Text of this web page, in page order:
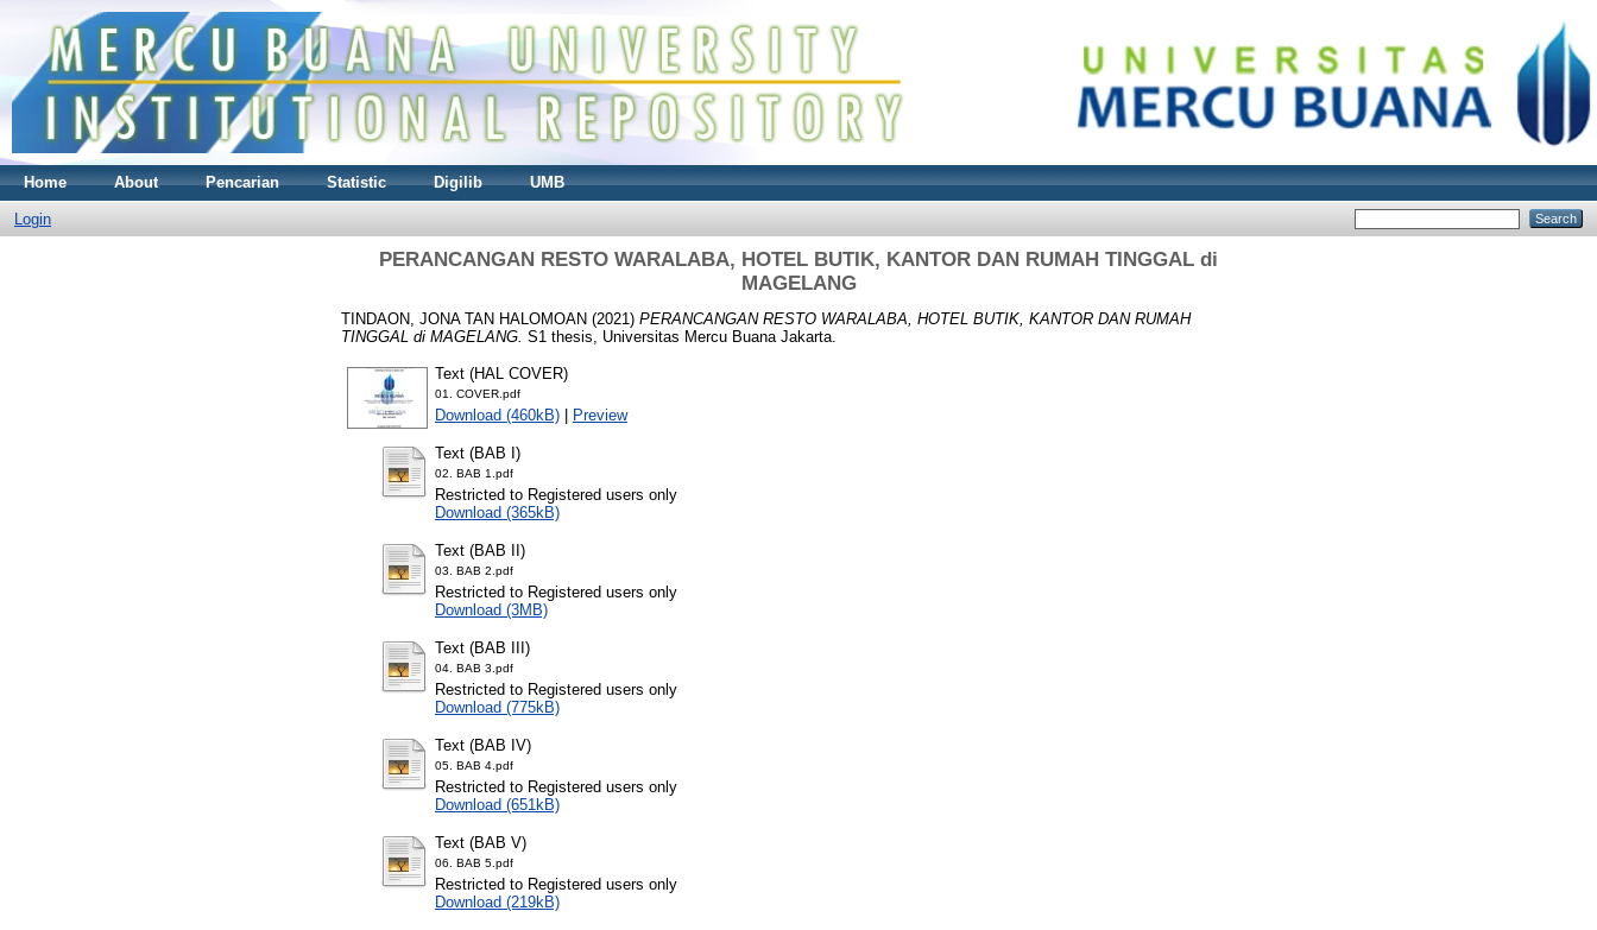
Home About Pencarian Statistic Digilib UMB
Login
PERANCANGAN RESTO WARALABA, HOTEL BUTIK, KANTOR DAN RUMAH TINGGAL di
MAGELANG
TINDAON, JONA TAN HALOMOAN (2021) PERANCANGAN RESTO WARALABA, HOTEL BUTIK, KANTOR DAN RUMAH
TINGGAL di MAGELANG. S1 thesis, Universitas Mercu Buana Jakarta.
Text (HAL COVER)
01. COVER.pdf
Download (460kB) Preview
Text (BAB I)
02. BAB 1.pdf
Restricted to Registered users only
Download (365kB)
Text (BAB II)
03. BAB 2.pdf
Restricted to Registered users only
Download (3MB)
Text (BAB III)
04. BAB 3.pdf
Restricted to Registered users only
Download (775kB)
Text (BAB IV)
05. BAB 4.pdf
Restricted to Registered users only
Download (651kB)
Text (BAB V)
06. BAB 5.pdf
Restricted to Registered users only
Download (219kB)